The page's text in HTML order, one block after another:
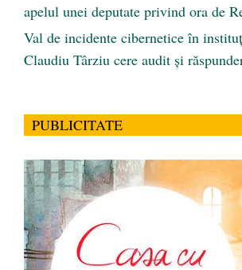
apelul unei deputate privind ora de
Val de incidente cibernetice în
Claudiu Târziu cere audit și
PUBLICITATE